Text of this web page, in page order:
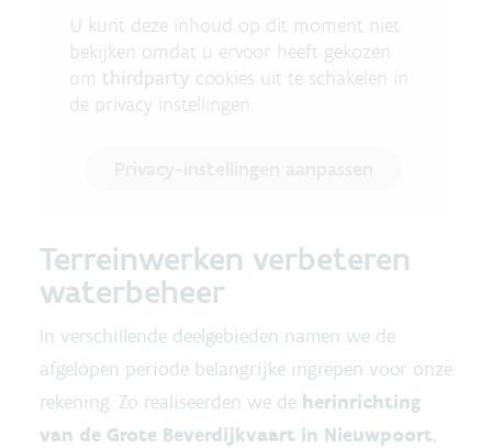
U kunt deze inhoud op dit moment niet
bekijken omdat u ervoor heeft gekozen
om thirdparty cookies uit te schakelen in
de privacy instellingen.
Terreinwerken verbeteren
waterbeheer
In verschillende deelgebieden namen we de
afgelopen periode belangrijke ingrepen voor onze
rekening. Zo realiseerden we de herinrichting
van de Grote Beverdijkvaart in Nieuwpoort,